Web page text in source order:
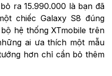
ra 15.990.000 là bạn đã
chiếc Galaxy S8 đúng
hệ thống XTmobile trên
ai ưa thích một mẫu
hơn chỉ cần bỏ thêm